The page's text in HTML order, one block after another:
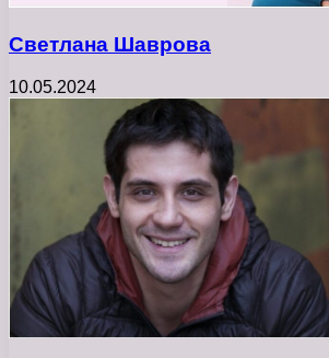
Светлана Шаврова
10.05.2024